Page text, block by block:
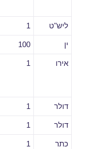
ליש"ט 1
ין 100
אירו 1
דולר 1
דולר 1
כתר 1